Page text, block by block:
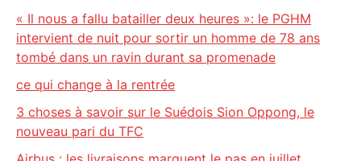
« Il nous a fallu batailler deux heures »: le PGHM
intervient de nuit pour sortir un homme de 78 ans
tombé dans un ravin durant sa promenade
ce qui change à la rentrée
3 choses à savoir sur le Suédois Sion Oppong, le
nouveau pari du TFC